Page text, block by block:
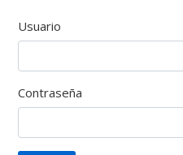
Usuario
Contraseña